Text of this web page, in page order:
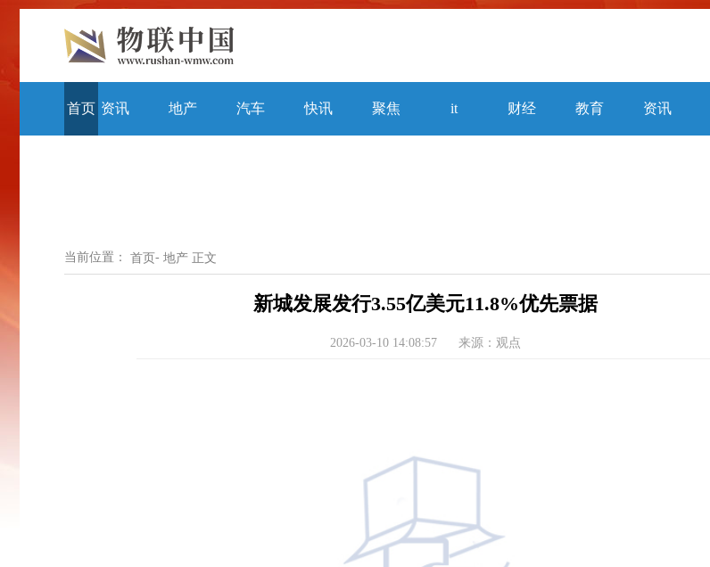
首页 资讯 地产 汽车 快讯 聚焦 it 财经 教育 资讯
当前位置： 首页 - 地产 正文
新城发展发行3.55亿美元11.8%优先票据
2026-03-10 14:08:57 来源：观点